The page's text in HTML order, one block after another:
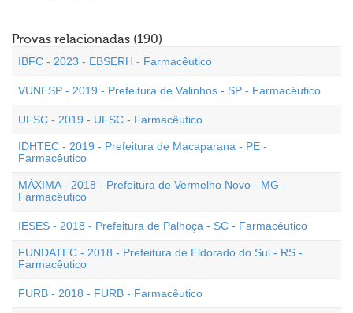
Provas relacionadas (190)
IBFC - 2023 - EBSERH - Farmacêutico
VUNESP - 2019 - Prefeitura de Valinhos - SP - Farmacêutico
UFSC - 2019 - UFSC - Farmacêutico
IDHTEC - 2019 - Prefeitura de Macaparana - PE -
Farmacêutico
MÁXIMA - 2018 - Prefeitura de Vermelho Novo - MG -
Farmacêutico
IESES - 2018 - Prefeitura de Palhoça - SC - Farmacêutico
FUNDATEC - 2018 - Prefeitura de Eldorado do Sul - RS -
Farmacêutico
FURB - 2018 - FURB - Farmacêutico